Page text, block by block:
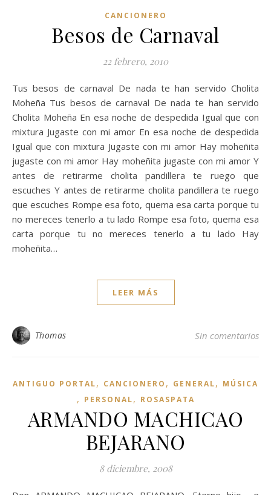
CANCIONERO
Besos de Carnaval
22 febrero, 2010
Tus besos de carnaval De nada te han servido Cholita
Moheña Tus besos de carnaval De nada te han servido
Cholita Moheña En esa noche de despedida Igual que con
mixtura Jugaste con mi amor En esa noche de despedida
Igual que con mixtura Jugaste con mi amor Hay moheñita
jugaste con mi amor Hay moheñita jugaste con mi amor Y
antes de retirarme cholita pandillera te ruego que
escuches Y antes de retirarme cholita pandillera te ruego
que escuches Rompe esa foto, quema esa carta porque tu
no mereces tenerlo a tu lado Rompe esa foto, quema esa
carta porque tu no mereces tenerlo a tu lado Hay
moheñita…
LEER MÁS
Thomas Sin comentarios
ANTIGUO PORTAL, CANCIONERO , GENERAL, MÚSICA
, PERSONAL, ROSASPATA
ARMANDO MACHICAO
BEJARANO
8 diciembre, 2008